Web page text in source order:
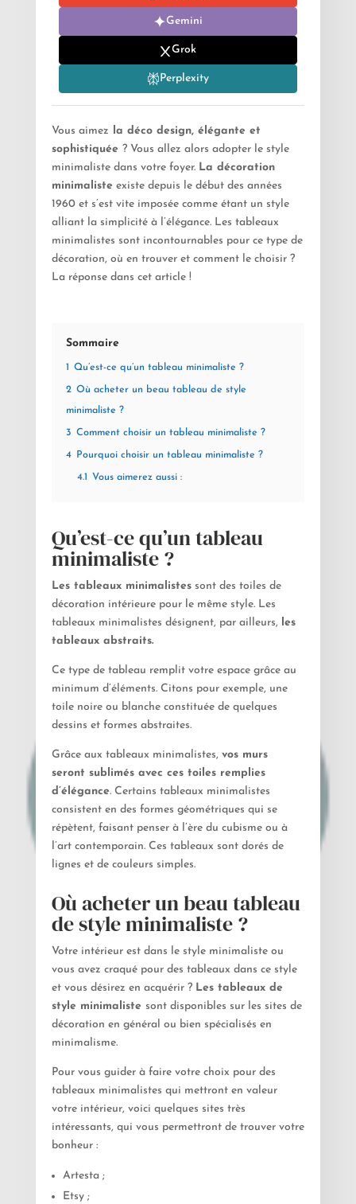
Gemini
Grok
Perplexity
Vous aimez la déco design, élégante et
sophistiquée ? Vous allez alors adopter le style
minimaliste dans votre foyer. La décoration
minimaliste existe depuis le début des années
1960 et s’est vite imposée comme étant un style
alliant la simplicité à l’élégance. Les tableaux
minimalistes sont incontournables pour ce type de
décoration, où en trouver et comment le choisir ?
La réponse dans cet article !
Sommaire
1 Qu’est-ce qu’un tableau minimaliste ?
2 Où acheter un beau tableau de style
minimaliste ?
3 Comment choisir un tableau minimaliste ?
4 Pourquoi choisir un tableau minimaliste ?
4.1 Vous aimerez aussi :
Qu’est-ce qu’un tableau
minimaliste ?
Les tableaux minimalistessont des toiles de
décoration intérieure pour le même style. Les
tableaux minimalistes désignent, par ailleurs, les
tableaux abstraits.
Ce type de tableau remplit votre espace grâce au
minimum d’éléments. Citons pour exemple, une
toile noire ou blanche constituée de quelques
dessins et formes abstraites.
Grâce aux tableaux minimalistes, vos murs
seront sublimés avec ces toiles remplies
d’élégance. Certains tableaux minimalistes
consistent en des formes géométriques qui se
répètent, faisant penser à l’ère du cubisme ou à
l’art contemporain. Ces tableaux sont dorés de
lignes et de couleurs simples.
Où acheter un beau tableau
de style minimaliste ?
Votre intérieur est dans le style minimaliste ou
vous avez craqué pour des tableaux dans ce style
et vous désirez en acquérir ? Les tableaux de
style minimaliste sont disponibles sur les sites de
décoration en général ou bien spécialisés en
minimalisme.
Pour vous guider à faire votre choix pour des
tableaux minimalistes qui mettront en valeur
votre intérieur, voici quelques sites très
intéressants, qui vous permettront de trouver votre
bonheur :
Artesta ;
Etsy ;